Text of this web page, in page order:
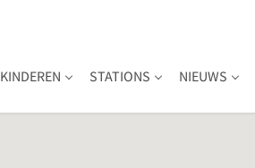
KINDEREN STATIONS NIEUWS